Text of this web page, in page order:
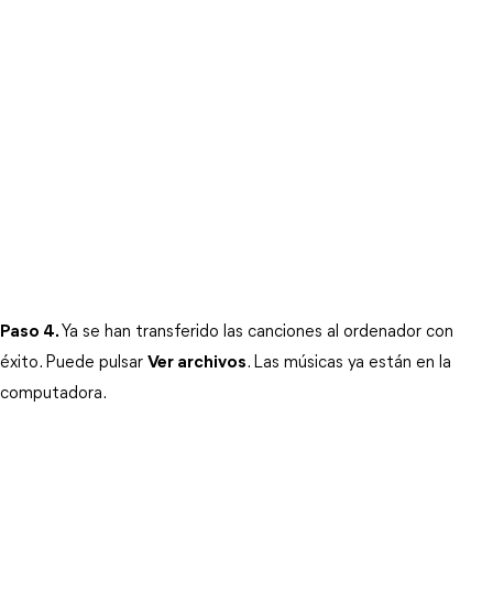
Paso 4. Ya se han transferido las canciones al ordenador con
éxito. Puede pulsar Ver archivos. Las músicas ya están en la
computadora.